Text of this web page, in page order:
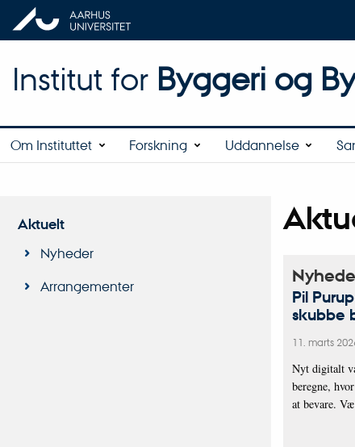
Institut for Byggeri og
Om Instituttet Forskning Uddannelse
Aktuelt
Nyheder
Arrangementer
Pil
skubbe
11. marts
Nyt digitalt
beregne,
at bevare.